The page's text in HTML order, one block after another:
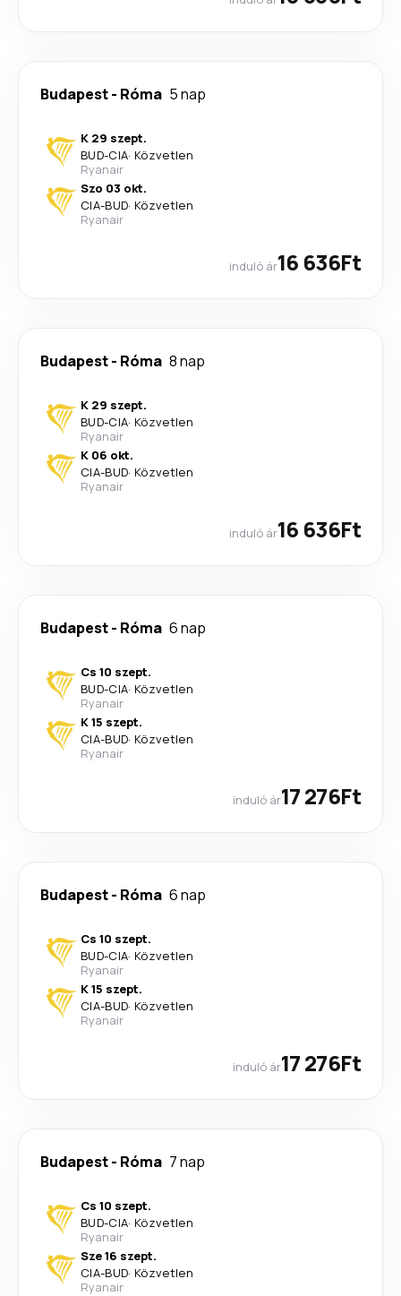
Budapest- Róma 5 nap
K 29 szept.
BUD-CIA· Közvetlen
Ryanair
Szo 03 okt.
CIA-BUD· Közvetlen
Ryanair
induló ár16 636Ft
Budapest- Róma 8 nap
K 29 szept.
BUD-CIA· Közvetlen
Ryanair
K 06 okt.
CIA-BUD· Közvetlen
Ryanair
induló ár16 636Ft
Budapest- Róma 6 nap
Cs 10 szept.
BUD-CIA· Közvetlen
Ryanair
K 15 szept.
CIA-BUD· Közvetlen
Ryanair
induló ár17 276Ft
Budapest- Róma 6 nap
Cs 10 szept.
BUD-CIA· Közvetlen
Ryanair
K 15 szept.
CIA-BUD· Közvetlen
Ryanair
induló ár17 276Ft
Budapest- Róma 7 nap
Cs 10 szept.
BUD-CIA· Közvetlen
Ryanair
Sze 16 szept.
CIA-BUD· Közvetlen
Ryanair